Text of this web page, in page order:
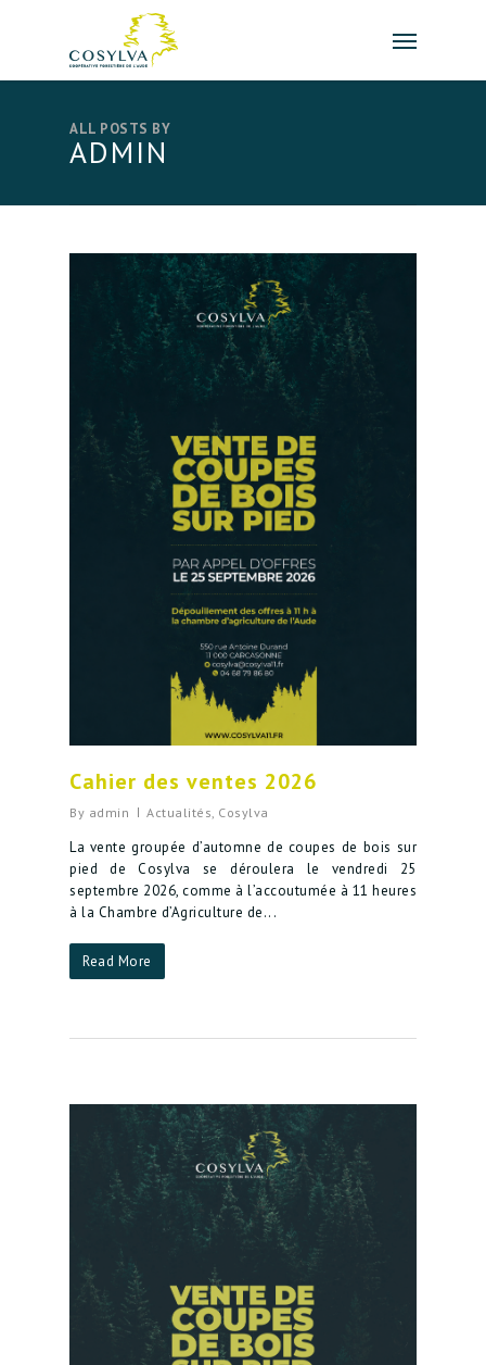
Menu
ALL POSTS BY
ADMIN
Cahier des ventes 2026
By admin Actualités, Cosylva
La vente groupée d’automne de coupes de bois sur
pied de Cosylva se déroulera le vendredi 25
septembre 2026, comme à l’accoutumée à 11 heures
à la Chambre d’Agriculture de...
Read More